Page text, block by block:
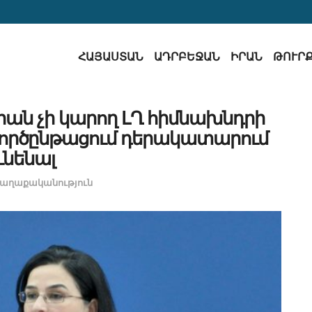
ՀԱՅԱՍՏԱՆ ԱԴՐԲԵՋԱՆ ԻՐԱՆ
չի կարող ԼՂ հիմնախնդրի
դերակատարում